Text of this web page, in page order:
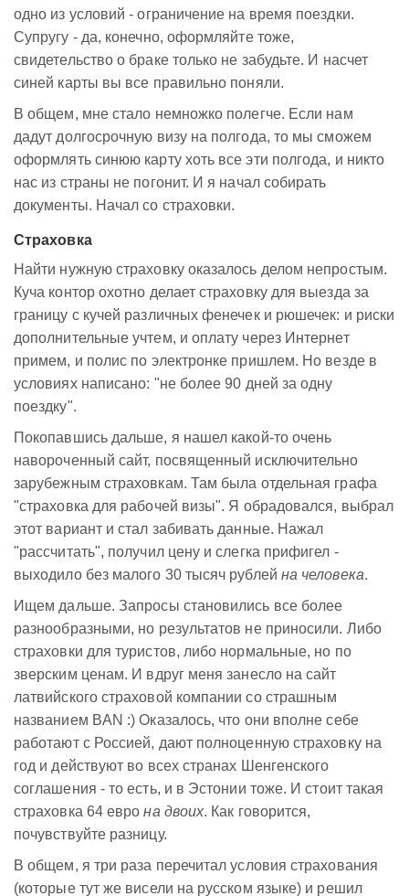
одно из условий - ограничение на время поездки.
Супругу - да, конечно, оформляйте тоже,
свидетельство о браке только не забудьте. И насчет
синей карты вы все правильно поняли.
В общем, мне стало немножко полегче. Если нам
дадут долгосрочную визу на полгода, то мы сможем
оформлять синюю карту хоть все эти полгода, и никто
нас из страны не погонит. И я начал собирать
документы. Начал со страховки.
Страховка
Найти нужную страховку оказалось делом непростым.
Куча контор охотно делает страховку для выезда за
границу с кучей различных фенечек и рюшечек: и риски
дополнительные учтем, и оплату через Интернет
примем, и полис по электронке пришлем. Но везде в
условиях написано: "не более 90 дней за одну
поездку".
Покопавшись дальше, я нашел какой-то очень
навороченный сайт, посвященный исключительно
зарубежным страховкам. Там была отдельная графа
"страховка для рабочей визы". Я обрадовался, выбрал
этот вариант и стал забивать данные. Нажал
"рассчитать", получил цену и слегка прифигел -
выходило без малого 30 тысяч рублей на человека.
Ищем дальше. Запросы становились все более
разнообразными, но результатов не приносили. Либо
страховки для туристов, либо нормальные, но по
зверским ценам. И вдруг меня занесло на сайт
латвийского страховой компании со страшным
названием BAN :) Оказалось, что они вполне себе
работают с Россией, дают полноценную страховку на
год и действуют во всех странах Шенгенского
соглашения - то есть, и в Эстонии тоже. И стоит такая
страховка 64 еврона двоих. Как говорится,
почувствуйте разницу.
В общем, я три раза перечитал условия страхования
(которые тут же висели на русском языке) и решил